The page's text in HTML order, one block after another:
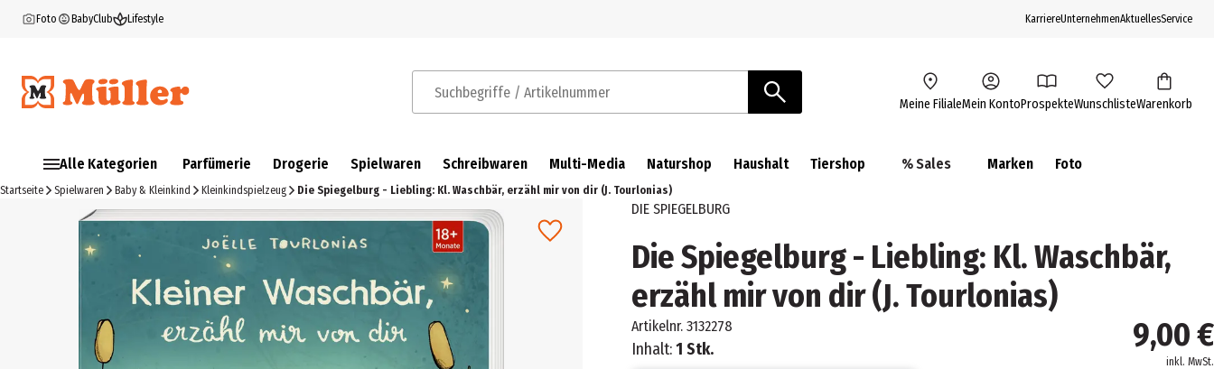
Foto BabyClub Lifestyle KarriereUnternehmenAktuellesService
Suchbegriffe / Artikelnummer Meine FilialeMein KontoProspekteWunschlisteWarenkorb
Alle Kategorien Parfümerie Drogerie Spielwaren Schreibwaren Multi-Media Naturshop Haushalt Tiershop % Sales Marken Foto
Startseite Spielwaren Baby & Kleinkind Kleinkindspielzeug Die Spiegelburg - Liebling: Kl. Waschbär, erzähl mir von dir (J. Tourlonias)
DIE SPIEGELBURG
Die Spiegelburg - Liebling: Kl. Waschbär,
erzähl mir von dir (J. Tourlonias)
Artikelnr. 3132278
Inhalt:1 Stk. 9,00 €
inkl. MwSt.